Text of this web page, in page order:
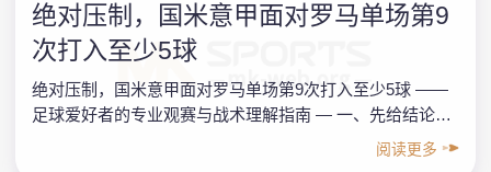
绝对压制，国米意甲面对罗马单场第9
次打入至少5球
绝对压制，国米意甲面对罗马单场第9次打入至少5球 ——
足球爱好者的专业观赛与战术理解指南 — 一、先给结论：
这是一场“结构性碾压”，不是偶然的疯狂比分 以“绝对
阅读更多